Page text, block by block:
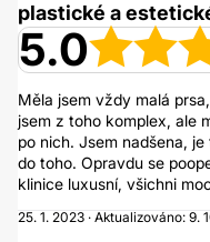
plastické a
5.0
Měla jsem vždy malá
jsem z toho komplex, ale
po nich. Jsem nadšena,
do toho. Opravdu se
klinice luxusní, všichni
25. 1. 2023 · Aktualizováno: 9.